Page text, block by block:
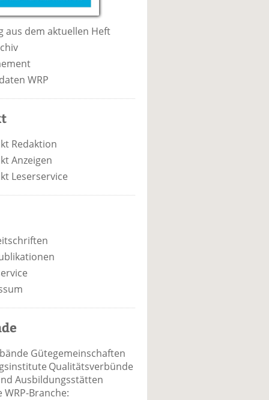
aus dem aktuellen Heft
WRP
Redaktion
Anzeigen
Leserservice
Gütegemeinschaften
Qualitätsverbünde
Ausbildungsstätten
Branche: